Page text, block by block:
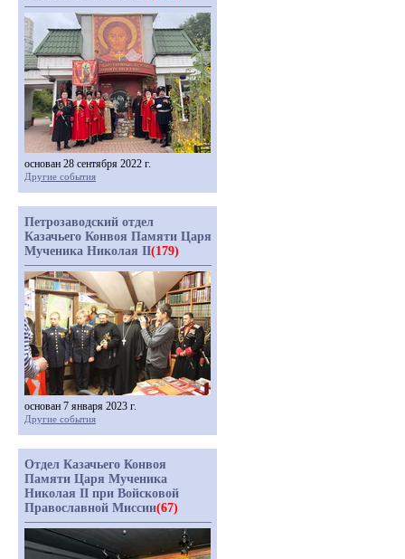
основан 28 сентября 2022 г.
Другие события
Петрозаводский отдел
Казачьего Конвоя Памяти Царя
Мученика Николая II(179)
основан 7 января 2023 г.
Другие события
Отдел Казачьего Конвоя
Памяти Царя Мученика
Николая II при Войсковой
Православной Миссии(67)